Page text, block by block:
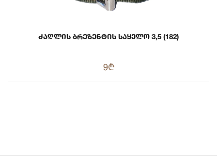
Ძაღლის Ბრეზენტის Საყელო 3,5 (182)
9₾